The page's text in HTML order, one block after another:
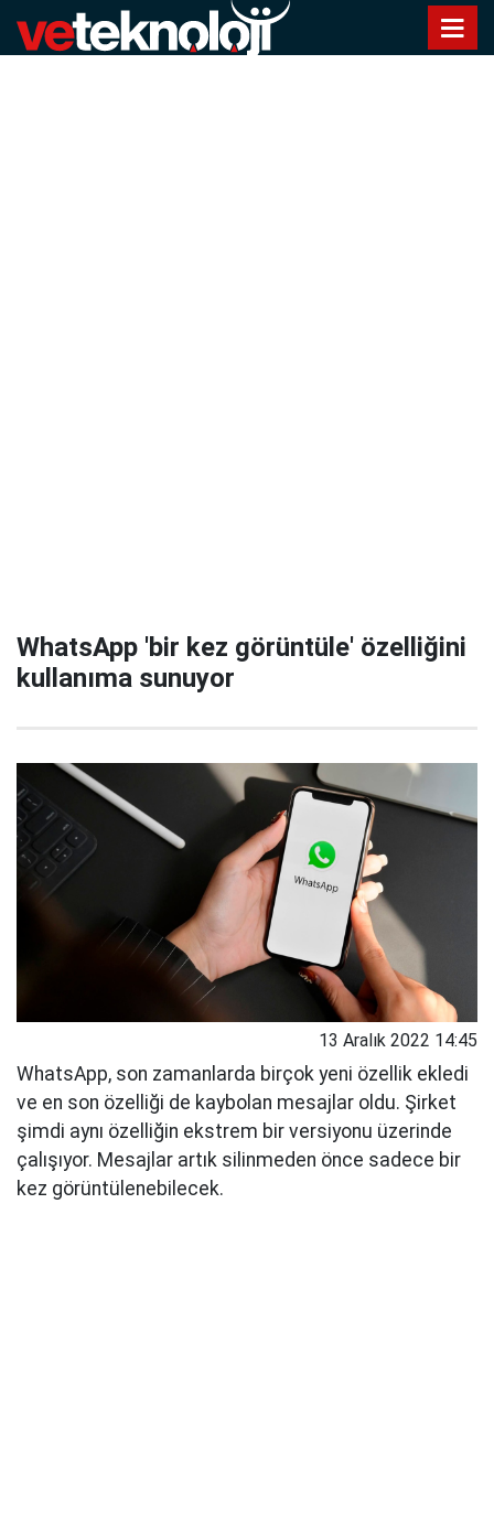
WhatsApp 'bir kez görüntüle' özelliğini
kullanıma sunuyor
13 Aralık 2022 14:45
WhatsApp, son zamanlarda birçok yeni özellik ekledi
ve en son özelliği de kaybolan mesajlar oldu. Şirket
şimdi aynı özelliğin ekstrem bir versiyonu üzerinde
çalışıyor. Mesajlar artık silinmeden önce sadece bir
kez görüntülenebilecek.